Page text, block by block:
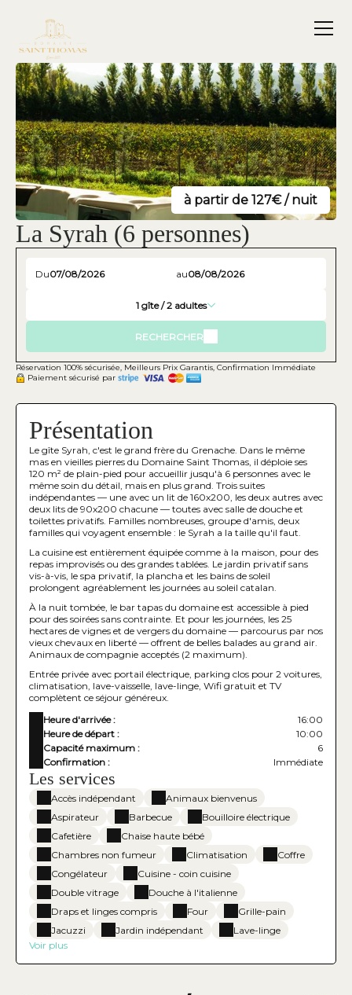
à partir de 127€ / nuit
La Syrah (6 personnes)
Du au
1 gîte /2 adultes
RECHERCHER
Réservation 100% sécurisée, Meilleurs Prix Garantis, Confirmation Immédiate
Paiement sécurisé par
Présentation
Le gîte Syrah, c'est le grand frère du Grenache. Dans le même
mas en vieilles pierres du Domaine Saint Thomas, il déploie ses
120 m² de plain-pied pour accueillir jusqu'à 6 personnes avec le
même soin du détail, mais en plus grand. Trois suites
indépendantes — une avec un lit de 160x200, les deux autres avec
deux lits de 90x200 chacune — toutes avec salle de douche et
toilettes privatifs. Familles nombreuses, groupe d'amis, deux
familles qui voyagent ensemble : le Syrah a la taille qu'il faut.
La cuisine est entièrement équipée comme à la maison, pour des
repas improvisés ou des grandes tablées. Le jardin privatif sans
vis-à-vis, le spa privatif, la plancha et les bains de soleil
prolongent agréablement les journées au soleil catalan.
À la nuit tombée, le bar tapas du domaine est accessible à pied
pour des soirées sans contrainte. Et pour les journées, les 25
hectares de vignes et de vergers du domaine — parcourus par nos
vieux chevaux en liberté — offrent de belles balades au grand air.
Animaux de compagnie acceptés (2 maximum).
Entrée privée avec portail électrique, parking clos pour 2 voitures,
climatisation, lave-vaisselle, lave-linge, Wifi gratuit et TV
complètent ce séjour généreux.
Heure d'arrivée :
16:00
Heure de départ :
10:00
Capacité maximum :
6
Confirmation :
Immédiate
Les services
Accès indépendant
Animaux bienvenus
Aspirateur
Barbecue
Bouilloire électrique
Cafetière
Chaise haute bébé
Chambres non fumeur
Climatisation
Coffre
Congélateur
Cuisine - coin cuisine
Double vitrage
Douche à l'italienne
Draps et linges compris
Four
Grille-pain
Jacuzzi
Jardin indépendant
Lave-linge
Voir plus